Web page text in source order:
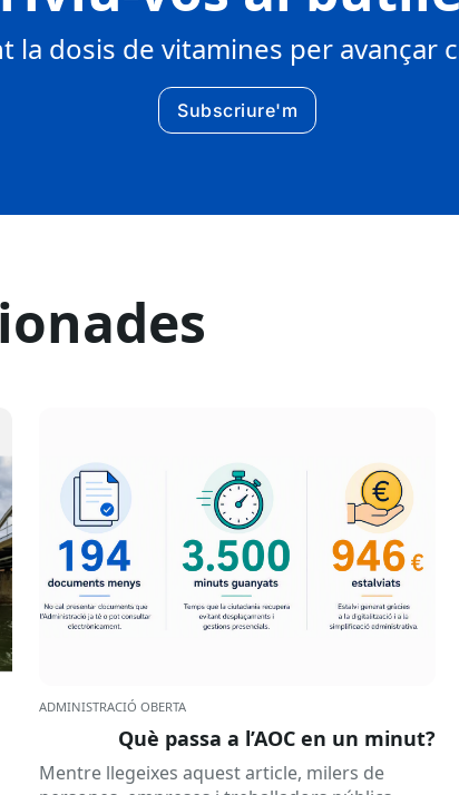
la dosis de vitamines per avançar
Subscriure'm
ADMINISTRACIÓ OBERTA
Què passa a l’AOC en un minut?
Mentre llegeixes aquest article, milers de